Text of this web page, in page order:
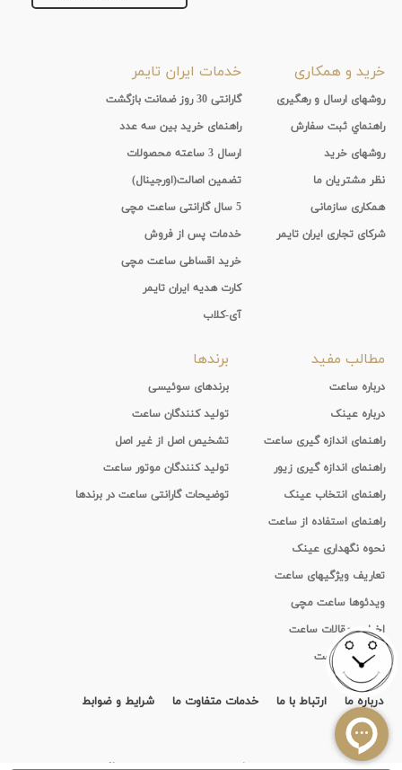
خرید و همکاری
روشهای ارسال و رهگیری
راهنماي ثبت سفارش
روشهای خرید
نظر مشتریان ما
همکاری سازمانی
شرکای تجاری ایران تایمر
خدمات ایران تایمر
گارانتی 30 روز ضمانت بازگشت
راهنمای خرید بین سه عدد
ارسال 3 ساعته محصولات
تضمین اصالت(اورجینال)
5 سال گارانتی ساعت مچی
خدمات پس از فروش
خرید اقساطی ساعت مچی
کارت هدیه ایران تایمر
آی-کلاب
مطالب مفید
درباره ساعت
درباره عینک
راهنمای اندازه گیری ساعت
راهنمای اندازه گیری زیور
راهنمای انتخاب عینک
راهنمای استفاده از ساعت
نحوه نگهداری عینک
تعاریف ویژگیهای ساعت
ویدئوها ساعت مچی
اخبار و مقالات ساعت
تاریخچه ساعت
برندها
برندهای سوئیسی
تولید کنندگان ساعت
تشخیص اصل از غیر اصل
تولید کنندگان موتور ساعت
توضیحات گارانتی ساعت در برندها
درباره ما ارتباط با ما خدمات متفاوت ما
شرایط و ضوابط
قرارداد
استفاده از مطالب سايت ایران تایمر فقط برای مقاصد غیر تجاری و با ذکر منبع بلامانع است.